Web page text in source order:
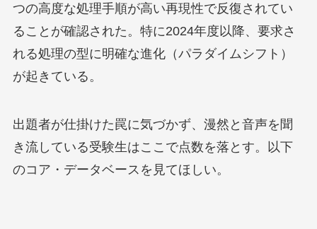
つの高度な処理手順が高い再現性で反復されてい
ることが確認された。特に2024年度以降、要求さ
れる処理の型に明確な進化（パラダイムシフト）
が起きている。
出題者が仕掛けた罠に気づかず、漫然と音声を聞
き流している受験生はここで点数を落とす。以下
のコア・データベースを見てほしい。